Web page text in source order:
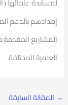
لمساندة علمائها
إمدادهم بالدعم
المشاريع
العلمية المختلفة
→ المقالة السابقة